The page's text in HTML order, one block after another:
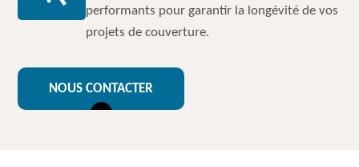
performants pour garantir la longévité de vos
projets de couverture.
NOUS CONTACTER